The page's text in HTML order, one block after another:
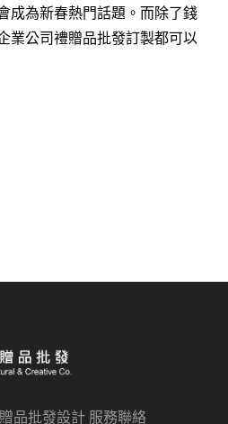
成為新春熱門話題。而除了錢
業公司禮贈品批發訂製都可以
品批發設計 服務聯絡